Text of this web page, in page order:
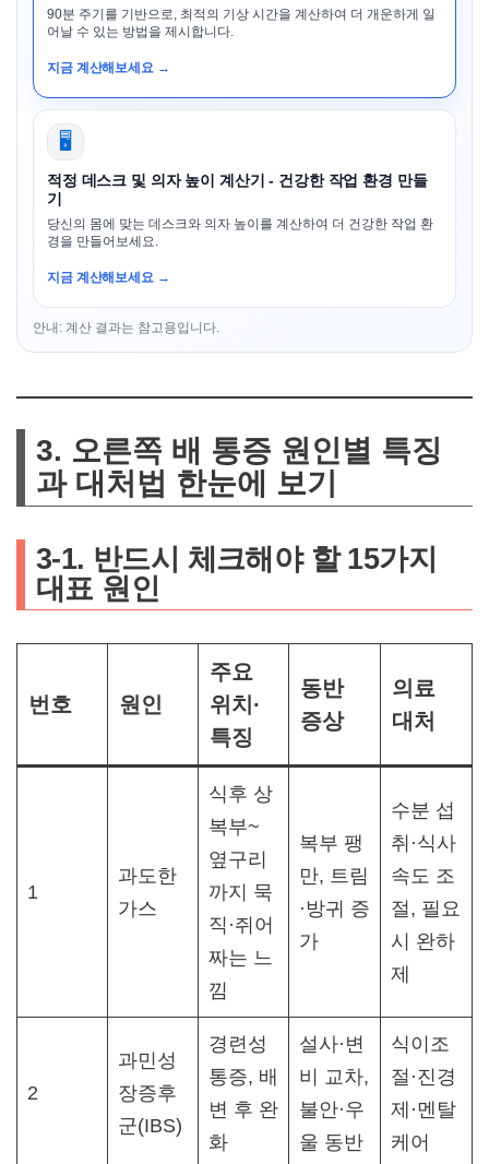
90분 주기를 기반으로, 최적의 기상 시간을 계산하여 더 개운하게 일
어날 수 있는 방법을 제시합니다.
지금 계산해보세요 →
🖥️
적정 데스크 및 의자 높이 계산기 - 건강한 작업 환경 만들
기
당신의 몸에 맞는 데스크와 의자 높이를 계산하여 더 건강한 작업 환
경을 만들어보세요.
지금 계산해보세요 →
안내: 계산 결과는 참고용입니다.
3. 오른쪽 배 통증 원인별 특징
과 대처법 한눈에 보기
3-1. 반드시 체크해야 할 15가지
대표 원인
번호 원인
주요
위치·
특징
동반
증상
의료
대처
1
과도한
가스
식후 상
복부~
옆구리
까지 묵
직·쥐어
짜는 느
낌
복부 팽
만, 트림
·방귀 증
가
수분 섭
취·식사
속도 조
절, 필요
시 완하
제​
2
과민성
장증후
군(IBS)
경련성
통증, 배
변 후 완
화
설사·변
비 교차,
불안·우
울 동반
식이조
절·진경
제·멘탈
케어​